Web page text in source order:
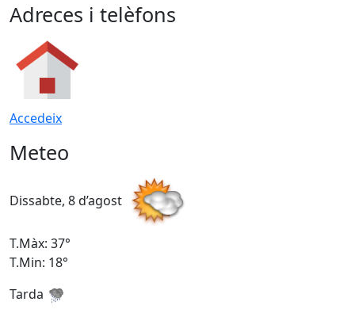
Adreces i telèfons
Accedeix
Meteo
Dissabte, 8 d’agost
T.Màx: 37°
T.Min: 18°
Tarda